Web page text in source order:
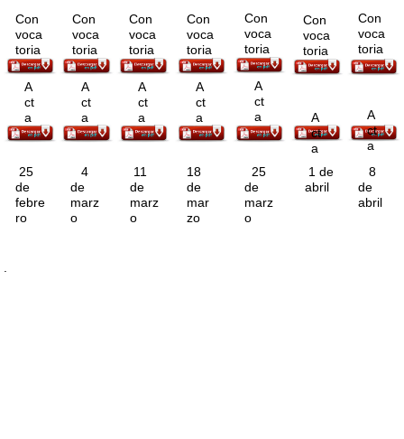
a
Con
voca
toria
Con
voca
toria
Con
voca
toria
Con
voca
toria
Con
voca
toria
Con
voca
toria
Con
voca
toria
A
ct
a
A
ct
a
A
ct
a
A
ct
a
A
ct
a
A
ct
a
A
ct
a
25
de
febre
ro
4
de
marz
o
11
de
marz
o
18
de
mar
zo
25
de
marz
o
1 de
abril
8
de
abril